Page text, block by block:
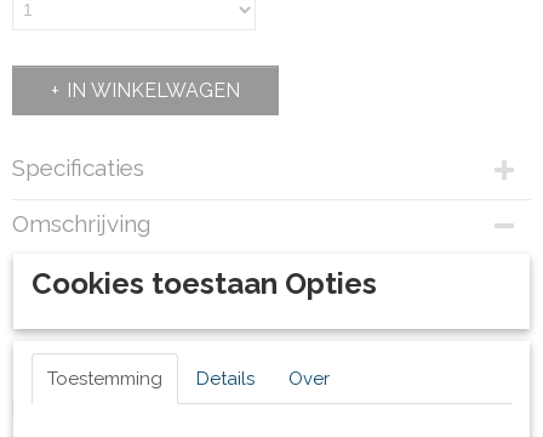
IN WINKELWAGEN
Specificaties
Productcode
82057.H
39,00 Kg
Omschrijving
Horizontaal model
Ingeklapt 91x53x10cm BxHxD
prijs op aanvraag.
Cookies toestaan Opties
Toestemming Details Over